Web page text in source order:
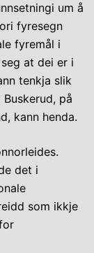
um å
fyresegn
fyremål i
at dei er i
tenkja slik
på
kann henda.
det i
som ikkje